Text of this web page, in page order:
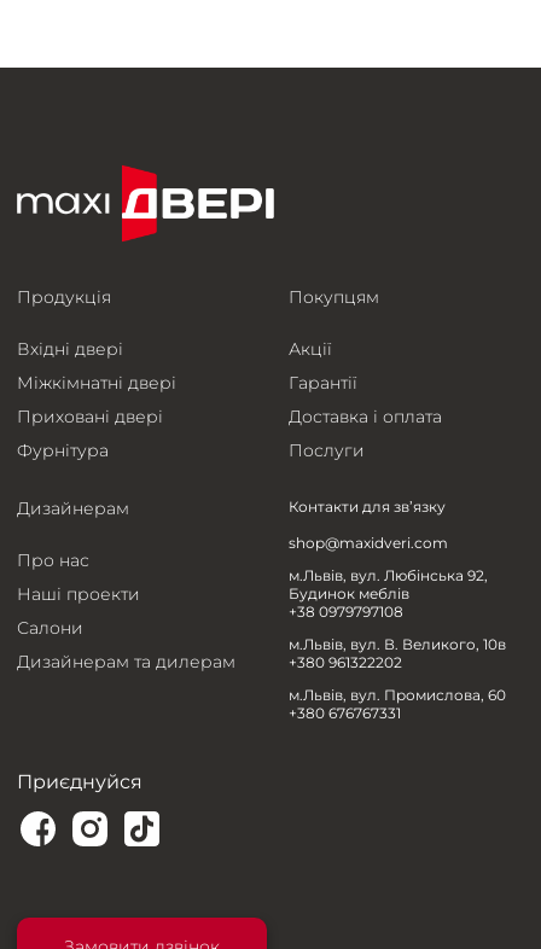
Продукція
Вхідні двері
Міжкімнатні двері
Приховані двері
Фурнітура
Покупцям
Акції
Гарантії
Доставка і оплата
Послуги
Дизайнерам
Про нас
Наші проекти
Салони
Дизайнерам та дилерам
Контакти для зв’язку
shop@maxidveri.com
м.Львів, вул. Любінська 92,
Будинок меблів
+38 0979797108
м.Львів, вул. В. Великого, 10в
+380 961322202
м.Львів, вул. Промислова, 60
+380 676767331
Приєднуйся